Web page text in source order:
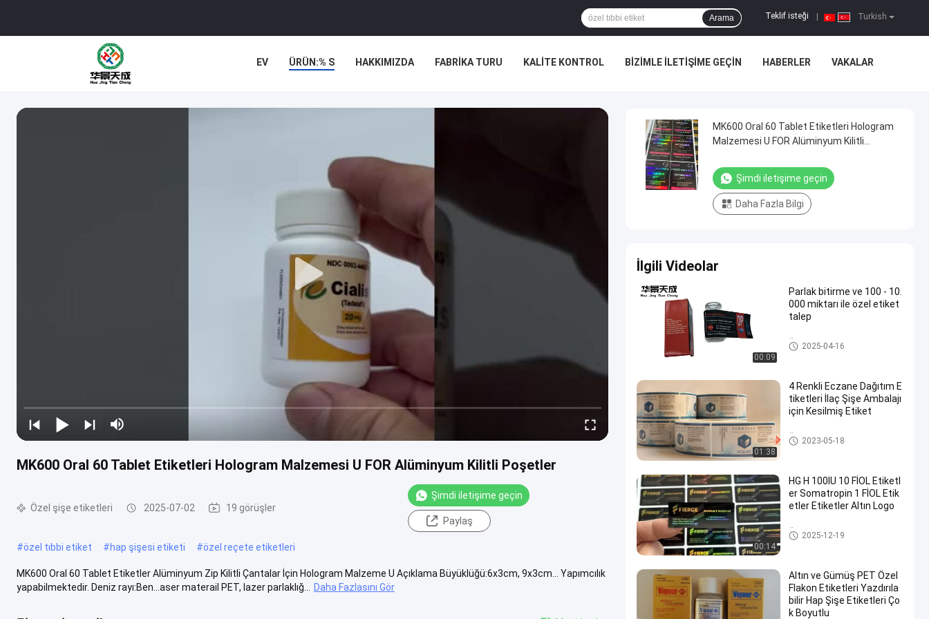
Turkish
Teklif isteği
Arama
EV ÜRÜN:% S HAKKIMIZDA FABRIKA TURU KALITE KONTROL BIZIMLE ILETIŞIME GEÇIN HABERLER VAKALAR
MK600 Oral 60 Tablet Etiketleri Hologram Malzemesi U FOR Alüminyum Kilitli Poşetler
Özel şişe etiketleri 2025-07-02 19 görüşler
Şimdi iletişime geçin
Paylaş
#özel tıbbi etiket #hap şişesi etiketi #özel reçete etiketleri
MK600 Oral 60 Tablet Etiketler Alüminyum Zip Kilitli Çantalar İçin Hologram Malzeme U Açıklama Büyüklüğü:6x3cm, 9x3cm... Yapımcılık
yapabilmektedir. Deniz rayı:Ben...aser materail PET, lazer parlaklığ...
Daha Fazlasını Gör
MK600 Oral 60 Tablet Etiketleri Hologram
Malzemesi U FOR Alüminyum Kilitli
Şimdi iletişime geçin
Daha Fazla Bilgi
İlgili Videolar
00:09
Parlak bitirme ve 100 - 10.
000 miktarı ile özel etiket
talep
Özel şişe etiketleri
2025-04-16
01:38
4 Renkli Eczane Dağıtım E
tiketleri İlaç Şişe Ambalajı
için Kesilmiş Etiket
Özel şişe etiketleri
2023-05-18
00:14
HG H 100IU 10 FİOL Etiketl
er Somatropin 1 FİOL Etik
etler Etiketler Altın Logo
Özel şişe etiketleri
2025-12-19
Altın ve Gümüş PET Özel
Flakon Etiketleri Yazdırıla
bilir Hap Şişe Etiketleri Ço
k Boyutlu